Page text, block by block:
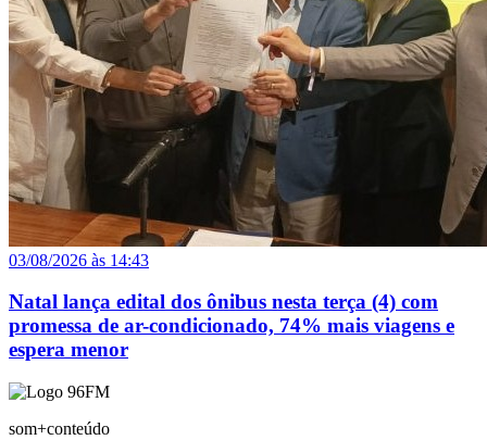
03/08/2026 às 14:43
Natal lança edital dos ônibus nesta terça (4) com
promessa de ar-condicionado, 74% mais viagens e
espera menor
som+conteúdo